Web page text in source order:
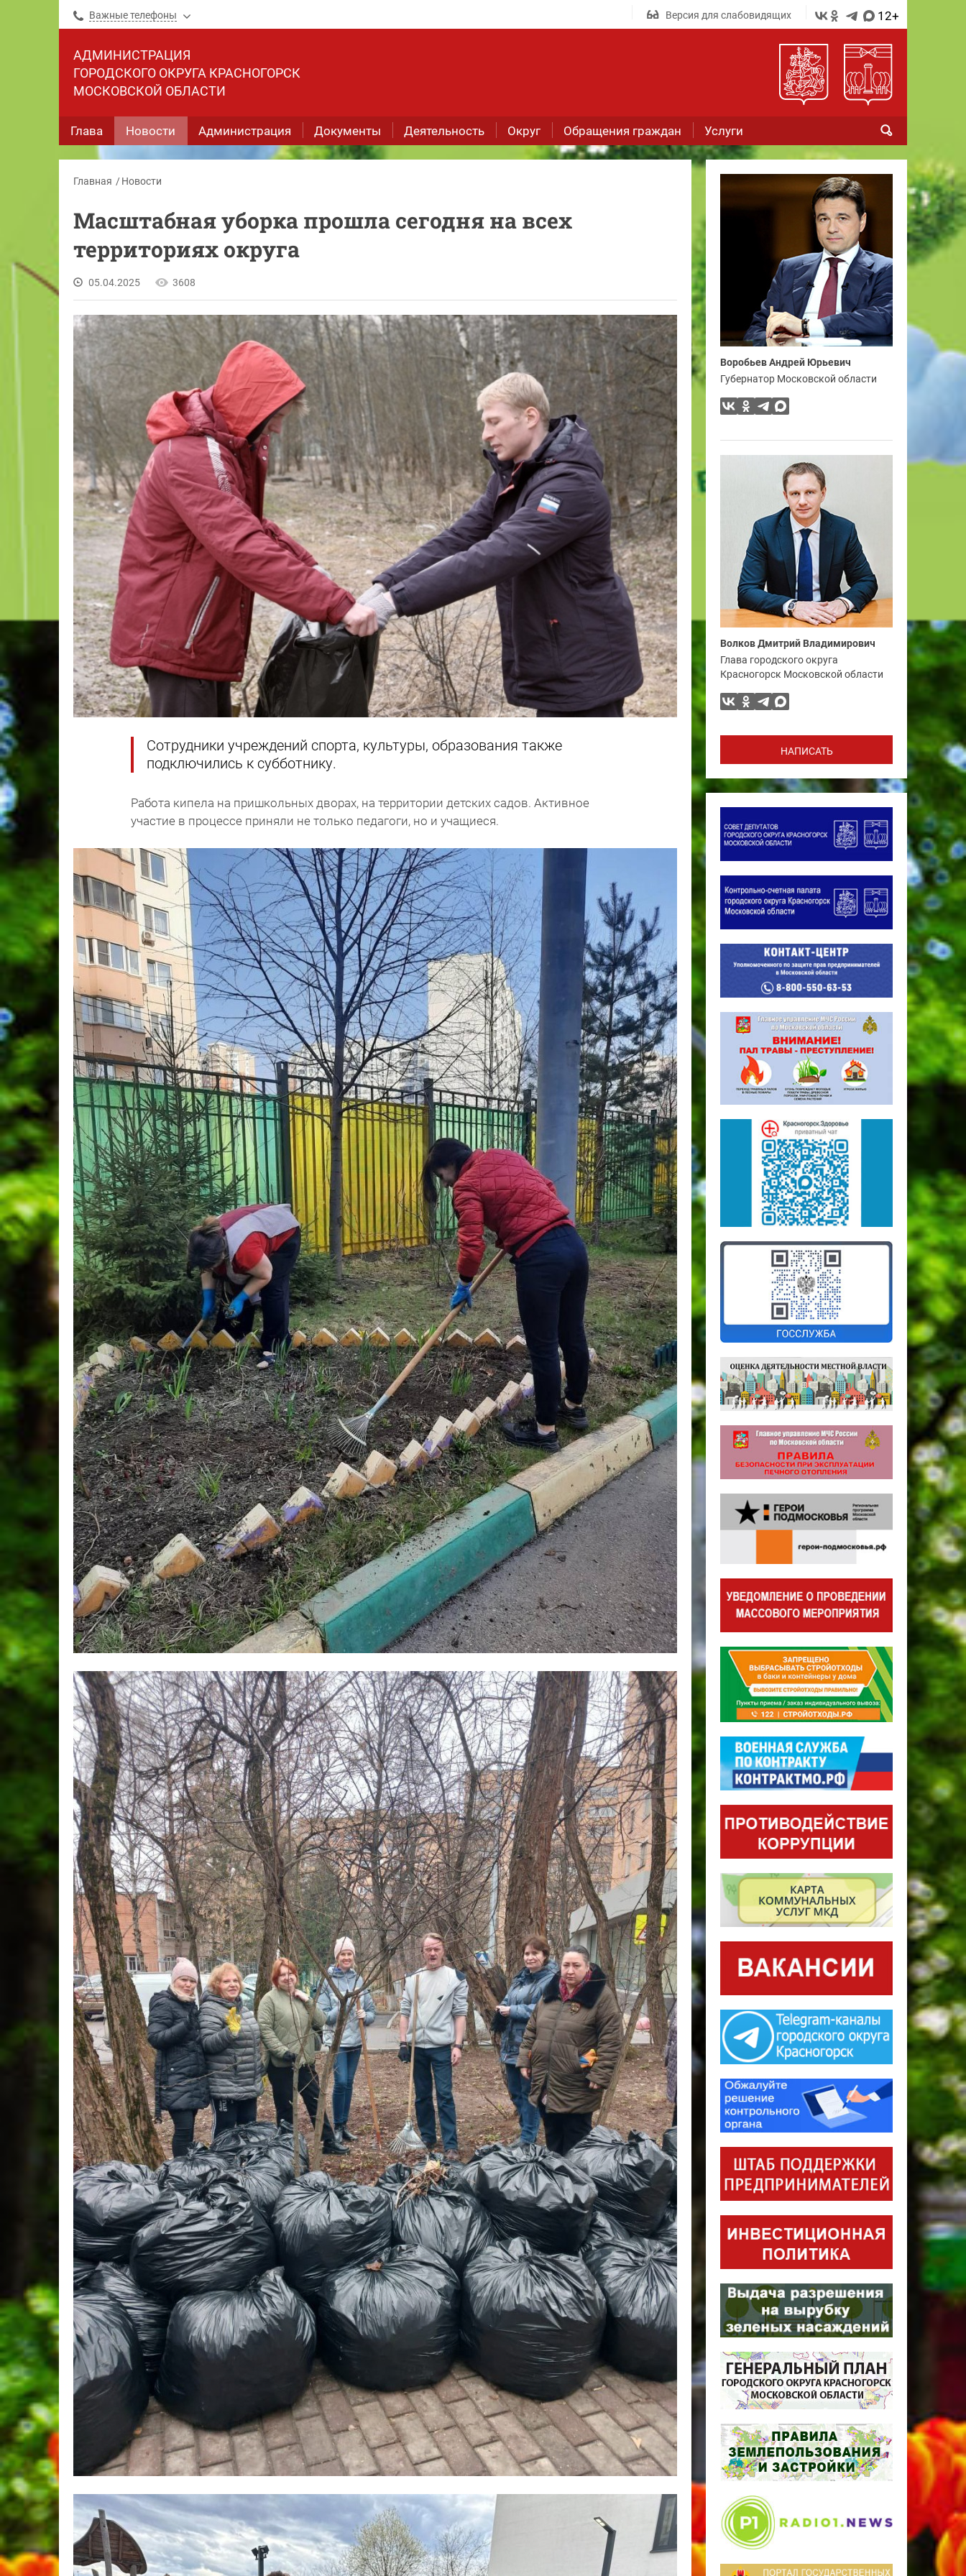
Важные телефоны Версия для слабовидящих 12+
АДМИНИСТРАЦИЯ
ГОРОДСКОГО ОКРУГА КРАСНОГОРСК
МОСКОВСКОЙ ОБЛАСТИ
Глава Новости Администрация Документы Деятельность Округ Обращения граждан Услуги
Главная Новости
Масштабная уборка прошла сегодня на всех
территориях округа
05.04.2025 3608
Сотрудники учреждений спорта, культуры, образования также
подключились к субботнику.
Работа кипела на пришкольных дворах, на территории детских садов. Активное
участие в процессе приняли не только педагоги, но и учащиеся.
Воробьев Андрей Юрьевич
Губернатор Московской области
Волков Дмитрий Владимирович
Глава городского округа
Красногорск Московской области
НАПИСАТЬ